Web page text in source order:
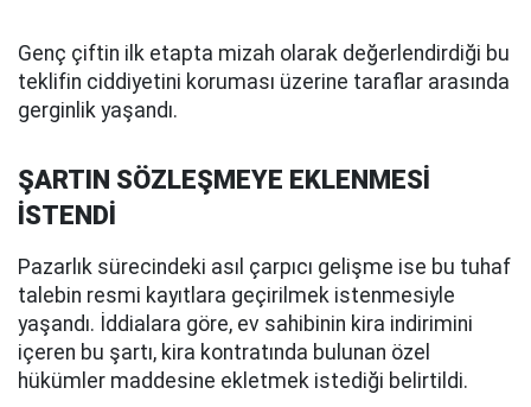
Genç çiftin ilk etapta mizah olarak değerlendirdiği bu
teklifin ciddiyetini koruması üzerine taraflar arasında
gerginlik yaşandı.
ŞARTIN SÖZLEŞMEYE EKLENMESİ
İSTENDİ
Pazarlık sürecindeki asıl çarpıcı gelişme ise bu tuhaf
talebin resmi kayıtlara geçirilmek istenmesiyle
yaşandı. İddialara göre, ev sahibinin kira indirimini
içeren bu şartı, kira kontratında bulunan özel
hükümler maddesine ekletmek istediği belirtildi.